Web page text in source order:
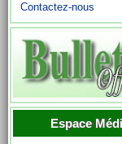
Contactez-nous
Espace